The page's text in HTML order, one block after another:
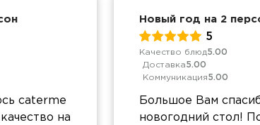
caterme
на
Новый год на 2
5
Качество блюд5.00
Доставка5.00
Коммуникация5.00
Большое Вам
новогодний стол!